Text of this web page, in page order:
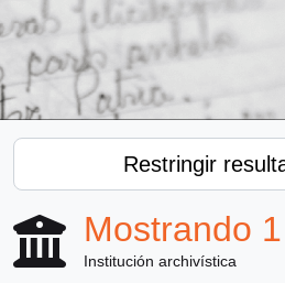
Restringir
Mostrando
Institución archivística